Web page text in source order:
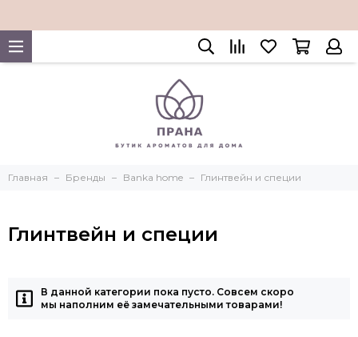
Главная Бренды Banka home Глинтвейн и специи
Глинтвейн и специи
В данной категории пока пусто. Совсем скоро
мы наполним её замечательными товарами!